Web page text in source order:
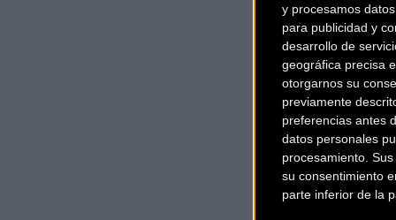
y procesamos
para publicidad y
desarrollo de
geográfica precisa
otorgarnos su
previamente
preferencias antes
datos personales
procesamiento.
su consentimiento
parte inferior de la